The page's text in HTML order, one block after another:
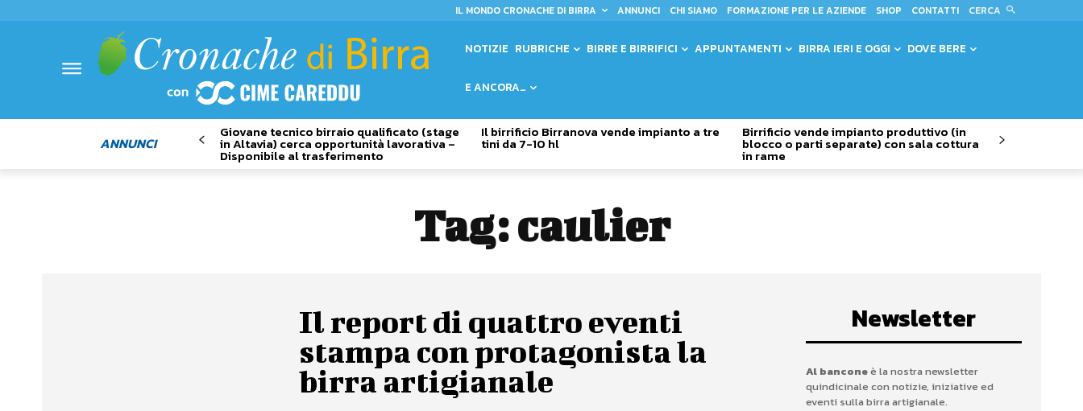
IL MONDO CRONACHE DI BIRRA ANNUNCI CHI SIAMO FORMAZIONE PER LE AZIENDE SHOP CONTATTI CERCA
NOTIZIE RUBRICHE BIRRE E BIRRIFICI APPUNTAMENTI BIRRA IERI E OGGI DOVE BERE
E ANCORA…
ANNUNCI
Giovane tecnico birraio qualificato (stage
in Altavia) cerca opportunità lavorativa –
Disponibile al trasferimento
Il birrificio Birranova vende impianto a tre
tini da 7-10 hl
Birrificio vende impianto produttivo (in
blocco o parti separate) con sala cottura
in rame
Tag:caulier
Il report di quattro eventi
stampa con protagonista la
birra artigianale
Newsletter
Al banconeè la nostra newsletter
quindicinale con notizie, iniziative ed
eventi sulla birra artigianale.